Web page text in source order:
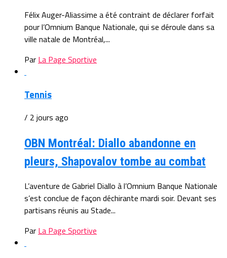
Félix Auger-Aliassime a été contraint de déclarer forfait
pour l’Omnium Banque Nationale, qui se déroule dans sa
ville natale de Montréal,...
Par La Page Sportive
Tennis
/ 2 jours ago
OBN Montréal: Diallo abandonne en
pleurs, Shapovalov tombe au combat
L’aventure de Gabriel Diallo à l’Omnium Banque Nationale
s’est conclue de façon déchirante mardi soir. Devant ses
partisans réunis au Stade...
Par La Page Sportive